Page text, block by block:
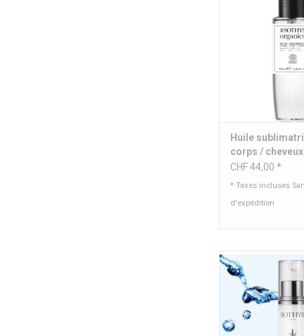
Contenu :
AJOUTER AU
Huile
corps /
Organics®
CHF 44,00 *
* Taxes incluses
d'expédition
Sérum intensif
tous types
Contenu:
AJOUTER